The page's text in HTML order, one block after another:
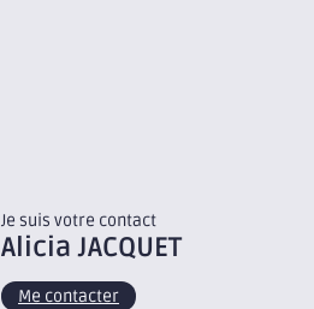
Je suis votre contact
AliciaJACQUET
Me contacter